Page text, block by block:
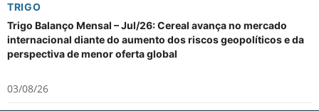
TRIGO
Trigo Balanço Mensal – Jul/26: Cereal avança no mercado
internacional diante do aumento dos riscos geopolíticos e da
perspectiva de menor oferta global
03/08/26